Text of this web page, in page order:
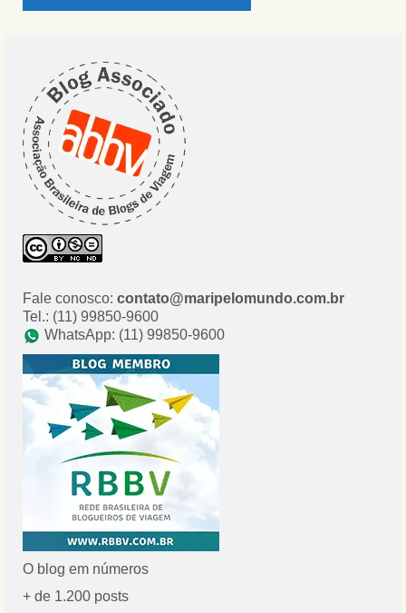
Fale conosco: contato@maripelomundo.com.br
Tel.: (11) 99850-9600
WhatsApp: (11) 99850-9600
O blog em números
+ de 1.200 posts